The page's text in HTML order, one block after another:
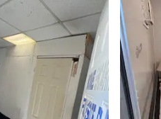
op 5, 44 recensies